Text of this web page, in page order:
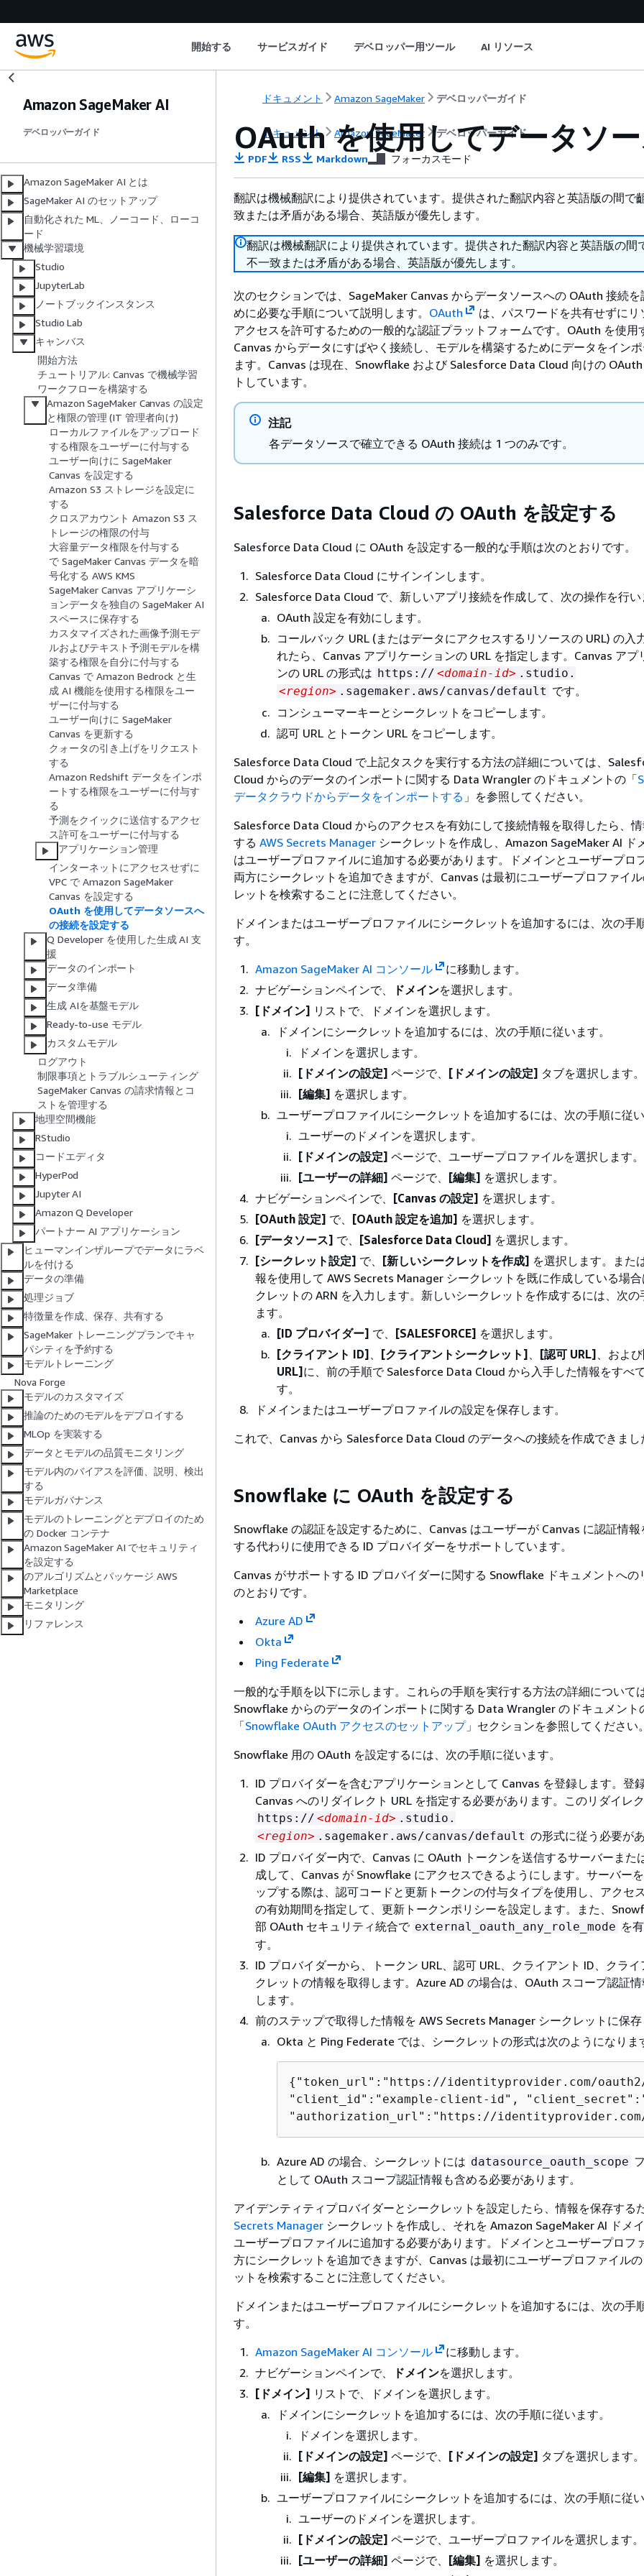
開始する サービスガイド デベロッパー用ツール AI リソース
Amazon SageMaker AI
デベロッパーガイド
Amazon SageMaker AI とは
SageMaker AI のセットアップ
自動化された ML、ノーコード、ローコ
ード
機械学習環境
Studio
JupyterLab
ノートブックインスタンス
Studio Lab
キャンバス
開始方法
チュートリアル: Canvas で機械学習
ワークフローを構築する
Amazon SageMaker Canvas の設定
と権限の管理 (IT 管理者向け)
ローカルファイルをアップロード
する権限をユーザーに付与する
ユーザー向けに SageMaker
Canvas を設定する
Amazon S3 ストレージを設定に
する
クロスアカウント Amazon S3 ス
トレージの権限の付与
大容量データ権限を付与する
で SageMaker Canvas データを暗
号化する AWS KMS
SageMaker Canvas アプリケーシ
ョンデータを独自の SageMaker AI
スペースに保存する
カスタマイズされた画像予測モデ
ルおよびテキスト予測モデルを構
築する権限を自分に付与する
Canvas で Amazon Bedrock と生
成 AI 機能を使用する権限をユー
ザーに付与する
ユーザー向けに SageMaker
Canvas を更新する
クォータの引き上げをリクエスト
する
Amazon Redshift データをインポ
ートする権限をユーザーに付与す
る
予測をクイックに送信するアクセ
ス許可をユーザーに付与する
アプリケーション管理
インターネットにアクセスせずに
VPC で Amazon SageMaker
Canvas を設定する
OAuth を使用してデータソースへ
の接続を設定する
Q Developer を使用した生成 AI 支
援
データのインポート
データ準備
生成 AIを基盤モデル
Ready-to-use モデル
カスタムモデル
ログアウト
制限事項とトラブルシューティング
SageMaker Canvas の請求情報とコ
ストを管理する
地理空間機能
RStudio
コードエディタ
HyperPod
Jupyter AI
Amazon Q Developer
パートナー AI アプリケーション
ヒューマンインザループでデータにラベ
ルを付ける
データの準備
処理ジョブ
特徴量を作成、保存、共有する
SageMaker トレーニングプランでキャ
パシティを予約する
モデルトレーニング
Nova Forge
モデルのカスタマイズ
推論のためのモデルをデプロイする
MLOp を実装する
データとモデルの品質モニタリング
モデル内のバイアスを評価、説明、検出
する
モデルガバナンス
モデルのトレーニングとデプロイのため
の Docker コンテナ
Amazon SageMaker AI でセキュリティ
を設定する
のアルゴリズムとパッケージ AWS
Marketplace
モニタリング
リファレンス
ドキュメント Amazon SageMaker デベロッパーガイド
ドキュメント Amazon SageMaker デベロッパーガイド
OAuth を使用してデータソ
PDF RSS Markdown フォーカスモード
翻訳は機械翻訳により提供されています。提供された翻訳内容と英語版の間で
致または矛盾がある場合、英語版が優先します。
翻訳は機械翻訳により提供されています。提供された翻訳内容と英語版の間
不一致または矛盾がある場合、英語版が優先します。
次のセクションでは、SageMaker Canvas からデータソースへの OAuth 接続を
めに必要な手順について説明します。 OAuth
は、パスワードを共有せずにリ
アクセスを許可するための一般的な認証プラットフォームです。OAuth を使用
Canvas からデータにすばやく接続し、モデルを構築するためにデータをイン
ます。Canvas は現在、Snowflake および Salesforce Data Cloud 向けの
トしています。
注記
各データソースで確立できる OAuth 接続は 1 つのみです。
Salesforce Data Cloud の OAuth を設定する
Salesforce Data Cloud に OAuth を設定する一般的な手順は次のとおりです。
Salesforce Data Cloud にサインインします。
Salesforce Data Cloud で、新しいアプリ接続を作成して、次の操作を行い
OAuth 設定を有効にします。
コールバック URL (またはデータにアクセスするリソースの URL) の入
れたら、Canvas アプリケーションの URL を指定します。Canvas アプ
ンの URL の形式は https:// <domain-id> .studio.
<region> .sagemaker.aws/canvas/default です。
コンシューマーキーとシークレットをコピーします。
認可 URL とトークン URL をコピーします。
Salesforce Data Cloud で上記タスクを実行する方法の詳細については、
Cloud からのデータのインポートに関する Data Wrangler のドキュメントの「
データクラウドからデータをインポートする 」を参照してください。
Salesforce Data Cloud からのアクセスを有効にして接続情報を取得したら、
する AWS Secrets Manager シークレットを作成し、Amazon SageMaker AI ド
はユーザープロファイルに追加する必要があります。ドメインとユーザープロ
両方にシークレットを追加できますが、Canvas は最初にユーザープロファイ
レットを検索することに注意してください。
ドメインまたはユーザープロファイルにシークレットを追加するには、次の手
す。
Amazon SageMaker AI コンソール
に移動します。
ナビゲーションペインで、
ドメインを選択します。
[ドメイン] リストで、ドメインを選択します。
ドメインにシークレットを追加するには、次の手順に従います。
ドメインを選択します。
[ドメインの設定] ページで、 [ドメインの設定] タブを選択します。
[編集] を選択します。
ユーザープロファイルにシークレットを追加するには、次の手順に従い
ユーザーのドメインを選択します。
[ドメインの設定] ページで、ユーザープロファイルを選択します。
[ユーザーの詳細] ページで、 [編集] を選択します。
ナビゲーションペインで、 [Canvas の設定] を選択します。
[OAuth 設定] で、 [OAuth 設定を追加] を選択します。
[データソース] で、 [Salesforce Data Cloud] を選択します。
[シークレット設定] で、 [新しいシークレットを作成] を選択します。また
報を使用して AWS Secrets Manager シークレットを既に作成している場
クレットの ARN を入力します。新しいシークレットを作成するには、次の
ます。
[ID プロバイダー] で、 [SALESFORCE] を選択します。
[クライアント ID]
[クライアントシークレット] [認可 URL] 、および
URL]に、前の手順で Salesforce Data Cloud から入手した情報をすべ
す。
ドメインまたはユーザープロファイルの設定を保存します。
これで、Canvas から Salesforce Data Cloud のデータへの接続を作成できまし
Snowflake に OAuth を設定する
Snowflake の認証を設定するために、Canvas はユーザーが Canvas に認証情報
する代わりに使用できる ID プロバイダーをサポートしています。
Canvas がサポートする ID プロバイダーに関する Snowflake ドキュメントへの
のとおりです。
Azure AD
Okta
Ping Federate
一般的な手順を以下に示します。これらの手順を実行する方法の詳細については
Snowflake からのデータのインポートに関する Data Wrangler のドキュメント
「Snowflake OAuth アクセスのセットアップ」セクションを参照してください。
Snowflake 用の OAuth を設定するには、次の手順に従います。
ID プロバイダーを含むアプリケーションとして Canvas を登録します。登
Canvas へのリダイレクト URL を指定する必要があります。このリダイレ
https:// <domain-id> .studio.
<region> .sagemaker.aws/canvas/default の形式に従う必要があ
ID プロバイダー内で、Canvas に OAuth トークンを送信するサーバーまた
成して、Canvas が Snowflake にアクセスできるようにします。サーバー
ップする際は、認可コードと更新トークンの付与タイプを使用し、アクセ
の有効期間を指定して、更新トークンポリシーを設定します。また、
部 OAuth セキュリティ統合で external_oauth_any_role_mode を
す。
ID プロバイダーから、トークン URL、認可 URL、クライアント ID、クラ
クレットの情報を取得します。Azure AD の場合は、OAuth スコープ認証
します。
前のステップで取得した情報を AWS Secrets Manager シークレットに保存
Okta と Ping Federate では、シークレットの形式は次のようになりま
{ "token_url":"https://identityprovider.com/oauth2/
"client_id":"example-client-id",
"authorization_url":"https://identityprovider.com/
Azure AD の場合、シークレットには datasource_oauth_scope
として OAuth スコープ認証情報も含める必要があります。
アイデンティティプロバイダーとシークレットを設定したら、情報を保存する
Secrets Manager シークレットを作成し、それを Amazon SageMaker AI ドメ
ユーザープロファイルに追加する必要があります。ドメインとユーザープロフ
方にシークレットを追加できますが、Canvas は最初にユーザープロファイル
ットを検索することに注意してください。
ドメインまたはユーザープロファイルにシークレットを追加するには、次の手
す。
Amazon SageMaker AI コンソール
に移動します。
ナビゲーションペインで、
ドメインを選択します。
[ドメイン] リストで、ドメインを選択します。
ドメインにシークレットを追加するには、次の手順に従います。
ドメインを選択します。
[ドメインの設定] ページで、 [ドメインの設定] タブを選択します。
[編集] を選択します。
ユーザープロファイルにシークレットを追加するには、次の手順に従い
ユーザーのドメインを選択します。
[ドメインの設定] ページで、ユーザープロファイルを選択します。
[ユーザーの詳細] ページで、 [編集] を選択します。